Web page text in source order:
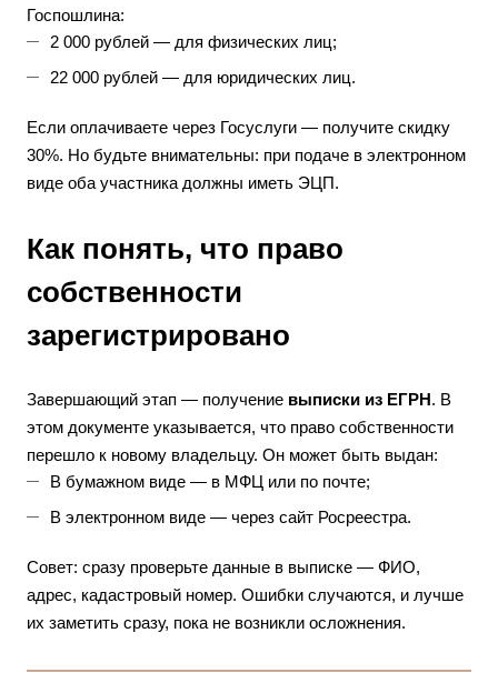
Госпошлина:
2 000 рублей — для физических лиц;
22 000 рублей — для юридических лиц.
Если оплачиваете через Госуслуги — получите скидку
30%. Но будьте внимательны: при подаче в электронном
виде оба участника должны иметь ЭЦП.
Как понять, что право
собственности
зарегистрировано
Завершающий этап — получение выписки из ЕГРН. В
этом документе указывается, что право собственности
перешло к новому владельцу. Он может быть выдан:
В бумажном виде — в МФЦ или по почте;
В электронном виде — через сайт Росреестра.
Совет: сразу проверьте данные в выписке — ФИО,
адрес, кадастровый номер. Ошибки случаются, и лучше
их заметить сразу, пока не возникли осложнения.